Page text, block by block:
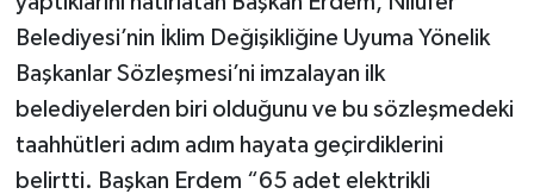
Belediyesi’nin İklim Değişikliğine Uyuma Yönelik
Başkanlar Sözleşmesi’ni imzalayan ilk
belediyelerden biri olduğunu ve bu sözleşmedeki
taahhütleri adım adım hayata geçirdiklerini
belirtti. Başkan Erdem “65 adet elektrikli